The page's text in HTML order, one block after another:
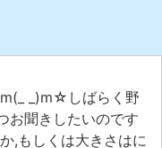
_)m☆しばらく野
お聞きしたいのです
,もしくは大きさはに